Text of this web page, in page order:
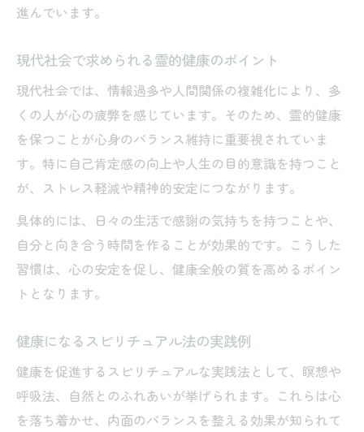
進んでいます。
現代社会で求められる霊的健康のポイント
現代社会では、情報過多や人間関係の複雑化により、多
くの人が心の疲弊を感じています。そのため、霊的健康
を保つことが心身のバランス維持に重要視されていま
す。特に自己肯定感の向上や人生の目的意識を持つこと
が、ストレス軽減や精神的安定につながります。
具体的には、日々の生活で感謝の気持ちを持つことや、
自分と向き合う時間を作ることが効果的です。こうした
習慣は、心の安定を促し、健康全般の質を高めるポイン
トとなります。
健康になるスピリチュアル法の実践例
健康を促進するスピリチュアルな実践法として、瞑想や
呼吸法、自然とのふれあいが挙げられます。これらは心
を落ち着かせ、内面のバランスを整える効果が知られて